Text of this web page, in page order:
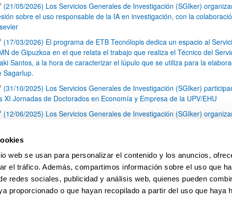
web se usan para personalizar el contenido y los anuncios,
el tráfico. Además, compartimos información sobre el uso que
redes sociales, publicidad y análisis web, quienes pueden
proporcionado o que hayan recopilado a partir del uso que haya
(21/05/2026) Los Servicios Generales de Investigación (SGIker)
sobre el uso responsable de la IA en investigación, con la
(17/03/2026) El programa de ETB Tecnólopis dedica un espacio al
de Gipuzkoa en el que relata el trabajo que realiza el Técnico del
Santos, a la hora de caracterizar el lúpulo que se utiliza para la
Sagarlup.
(31/10/2025) Los Servicios Generales de Investigación (SGIker)
XI Jornadas de Doctorados en Economía y Empresa de la UPV/EHU
(12/06/2025) Los Servicios Generales de Investigación (SGIker)
caracterización química de dos variedades de lúpulo silvestre
Página
1 Página
2 Página
3 ...
Páginas intermedias Use TAB
Página
79